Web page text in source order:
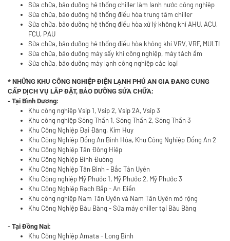
Sửa chữa, bảo dưỡng hệ thống chiller làm lạnh nước công nghiệp
Sửa chữa, bảo dưỡng hệ thống điều hòa trung tâm chiller
Sửa chữa, bảo dưỡng hệ thống điều hòa xử lý không khí AHU, ACU,
FCU, PAU
Sửa chữa, bảo dưỡng hệ thống điều hòa không khí VRV, VRF, MULTI
Sửa chữa, bảo dưỡng máy sấy khí công nghiệp, máy tách ẩm
Sửa chữa, bảo dưỡng máy lạnh công nghiệp các loại
* NHỮNG KHU CÔNG NGHIỆP ĐIỆN LẠNH PHÚ AN GIA ĐANG CUNG
CẤP DỊCH VỤ LẮP ĐẶT, BẢO DƯỠNG SỬA CHỮA:
- Tại Bình Dương:
Khu công nghiệp Vsip 1, Vsip 2, Vsip 2A, Vsip 3
Khu công nghiệp Sóng Thần 1, Sóng Thần 2, Sóng Thần 3
Khu Công Nghiệp Đại Đăng, Kim Huy
Khu Công Nghiệp Đồng An Bình Hòa, Khu Công Nghiệp Đồng An 2
Khu Công Nghiệp Tân Đông Hiệp
Khu Công Nghiệp Bình Đường
Khu Công Nghiệp Tân Bình - Bắc Tân Uyên
Khu Công nghiệp Mỹ Phước 1, Mỹ Phước 2, Mỹ Phước 3
Khu Công Nghiệp Rạch Bắp - An Điền
Khu công nghiệp Nam Tân Uyên và Nam Tân Uyên mở rộng
Khu Công Nghiệp Bàu Bàng - Sửa máy chiller tại Bàu Bàng
- Tại Đồng Nai:
Khu Công Nghiệp Amata - Long Bình